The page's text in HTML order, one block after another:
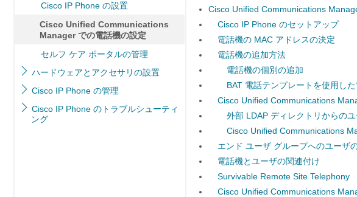
Cisco IP Phone の設置
Cisco Unified Communications
Manager での電話機の設定
セルフ ケア ポータルの管理
ハードウェアとアクセサリの設置
Cisco IP Phone の管理
Cisco IP Phone のトラブルシューティ
ング
Cisco Unified Communications
Cisco IP Phone のセットアップ
電話機の MAC アドレスの決定
電話機の追加方法
電話機の個別の追加
BAT 電話テンプレートを使用し
Cisco Unified Communications
外部 LDAP ディレクトリからの
Cisco Unified Communications
エンド ユーザ グループへのユーザ
電話機とユーザの関連付け
Survivable Remote Site Telephony
Cisco Unified Communications